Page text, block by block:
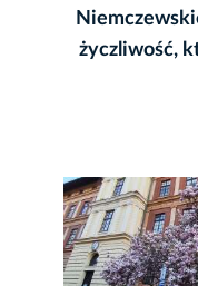
życzliwość,